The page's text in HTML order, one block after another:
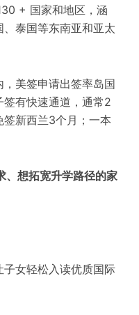
+ 国家和地区，涵
泰国等东南亚和亚太
美签申请出签率岛国
有快速通道，通常2
签新西兰3个月；一本
、想拓宽升学路径的家
女轻松入读优质国际